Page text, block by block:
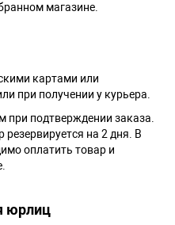
магазине.
картами или
при получении у курьера.
при подтверждении заказа.
резервируется на 2 дня. В
оплатить товар и
юрлиц